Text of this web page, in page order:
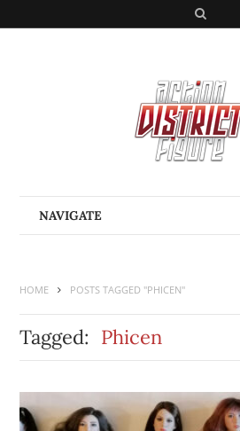
r
c
h
NAVIGATE
HOME POSTS TAGGED "PHICEN"
Tagged: Phicen